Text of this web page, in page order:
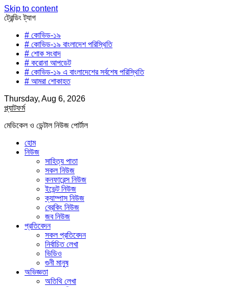
Skip to content
ট্রেন্ডিং ট্যাগ
# কোভিড-১৯
# কোভিড-১৯ বাংলাদেশ পরিস্থিতি
# শোক সংবাদ
# করোনা আপডেট
# কোভিড-১৯ এ বাংলাদেশের সর্বশেষ পরিস্থিতি
# আমরা শোকাহত
Thursday, Aug 6, 2026
প্ল্যাটফর্ম
মেডিকেল ও ডেন্টাল নিউজ পোর্টাল
হোম
নিউজ
সাহিত্য পাতা
সকল নিউজ
কনফারেন্স নিউজ
ইভেন্ট নিউজ
ক্যাম্পাস নিউজ
ব্রেকিং নিউজ
জব নিউজ
প্রতিবেদন
সকল প্রতিবেদন
নির্বাচিত লেখা
ভিডিও
গুনী মানুষ
অভিজ্ঞতা
অতিথি লেখা